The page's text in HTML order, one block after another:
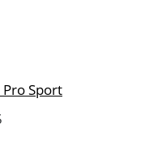
Sport